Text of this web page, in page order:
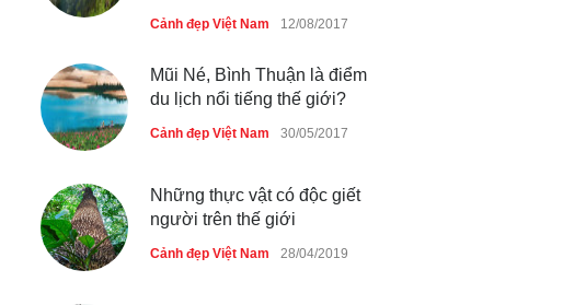
Cảnh đẹp Việt Nam 12/08/2017
Mũi Né, Bình Thuận là điểm
du lịch nổi tiếng thế giới?
Cảnh đẹp Việt Nam 30/05/2017
Những thực vật có độc giết
người trên thế giới
Cảnh đẹp Việt Nam 28/04/2019